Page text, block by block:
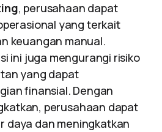
, perusahaan dapat
yang terkait
keuangan manual.
ini juga mengurangi risiko
yang dapat
finansial. Dengan
perusahaan dapat
daya dan meningkatkan